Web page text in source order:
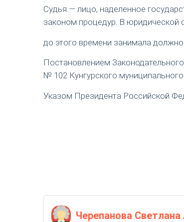
Судья — лицо, наделенное
законом процедур. В юридической
до этого времени занимала
Постановлением
№ 102 Кунгурского
Указом Президента Российской
Черепанова Светлана